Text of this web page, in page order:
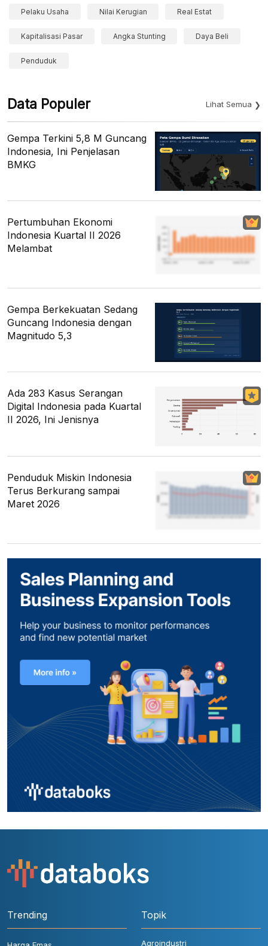
Pelaku Usaha Nilai Kerugian Real Estat
Kapitalisasi Pasar Angka Stunting Daya Beli
Penduduk
Data Populer Lihat Semua
Gempa Terkini 5,8 M Guncang
Indonesia, Ini Penjelasan
BMKG
Pertumbuhan Ekonomi
Indonesia Kuartal II 2026
Melambat
Gempa Berkekuatan Sedang
Guncang Indonesia dengan
Magnitudo 5,3
Ada 283 Kasus Serangan
Digital Indonesia pada Kuartal
II 2026, Ini Jenisnya
Penduduk Miskin Indonesia
Terus Berkurang sampai
Maret 2026
Trending Topik
Agroindustri